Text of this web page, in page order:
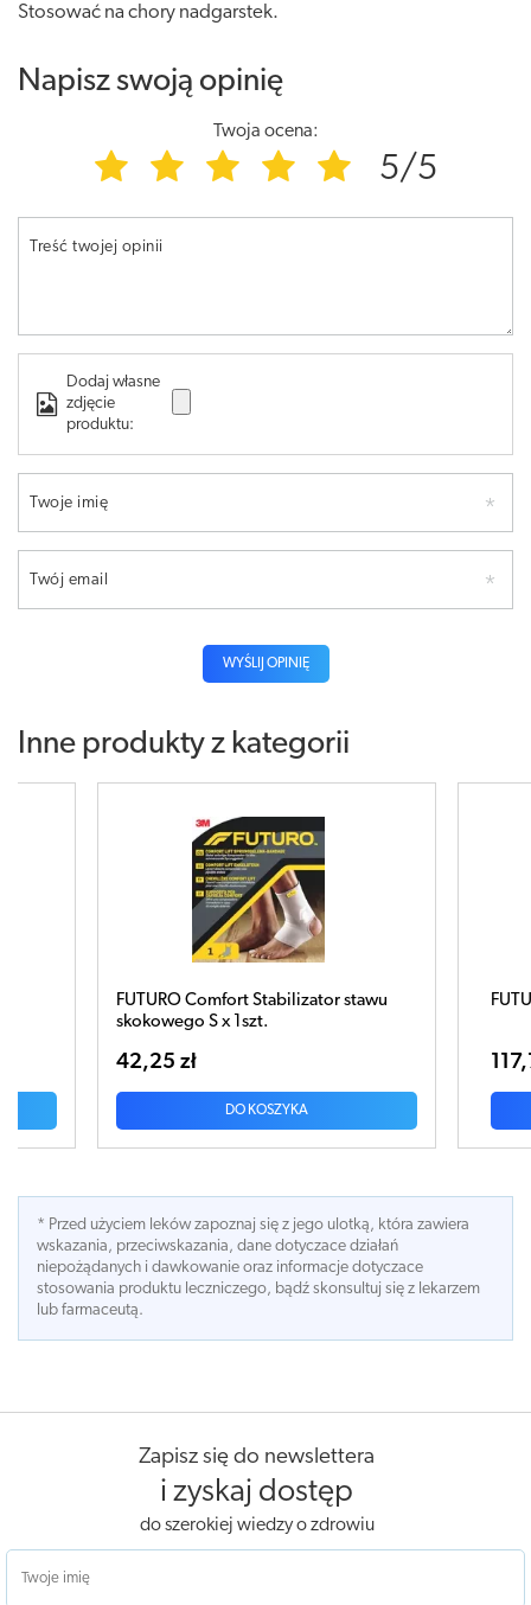
Stosować na chory nadgarstek.
Napisz swoją opinię
Twoja ocena:
5/5
Treść twojej opinii
Dodaj własne
zdjęcie
produktu:
Twoje imię
Twój email
WYŚLIJ OPINIĘ
Inne produkty z kategorii
FUTURO Comfort Stabilizator stawu
skokowego S x 1szt.
42,25 zł
DO KOSZYKA
117,79
* Przed użyciem leków zapoznaj się z jego ulotką, która zawiera
wskazania, przeciwskazania, dane dotyczace działań
niepożądanych i dawkowanie oraz informacje dotyczace
stosowania produktu leczniczego, bądź skonsultuj się z lekarzem
lub farmaceutą.
Zapisz się do newslettera
i zyskaj dostęp
do szerokiej wiedzy o zdrowiu